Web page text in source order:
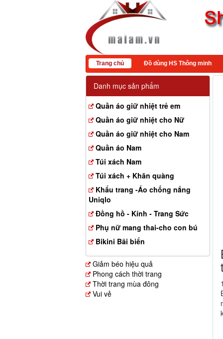
Trang chủ Đồ dùng HS Thông minh
Danh mục sản phẩm
Quần áo giữ nhiệt trẻ em
Quần áo giữ nhiệt cho Nữ
Quần áo giữ nhiệt cho Nam
Quần áo Nam
Túi xách Nam
Túi xách + Khăn quàng
Khẩu trang -Áo chống nắng
Uniqlo
Đồng hồ - Kính - Trang Sức
Phụ nữ mang thai-cho con bú
Bikini Bãi biển
Giảm béo hiệu quả
Phong cách thời trang
Thời trang mùa đông
Vui vẻ